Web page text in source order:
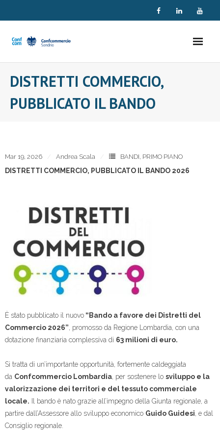
DISTRETTI COMMERCIO,
PUBBLICATO IL BANDO
Mar 19, 2026 Andrea Scala BANDI, PRIMO PIANO
DISTRETTI COMMERCIO, PUBBLICATO IL BANDO 2026
È stato pubblicato il nuovo “Bando a favore dei Distretti del
Commercio 2026” , promosso da Regione Lombardia, con una
dotazione finanziaria complessiva di 63 milioni di euro.
Si tratta di un’importante opportunità, fortemente caldeggiata
da Confcommercio Lombardia , per sostenere lo sviluppo e la
valorizzazione dei territori e del tessuto commerciale
locale. Il bando è nato grazie all’impegno della Giunta regionale, a
partire dall’Assessore allo sviluppo economico Guido Guidesi , e dal
Consiglio regionale.